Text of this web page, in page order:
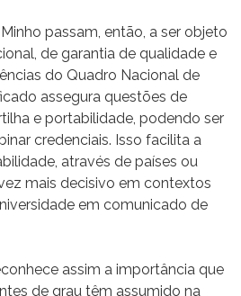
passam, então, a ser objeto
de garantia de qualidade e
do Quadro Nacional de
assegura questões de
e portabilidade, podendo ser
credenciais. Isso facilita a
através de países ou
mais decisivo em contextos
em comunicado de
assim a importância que
de grau têm assumido na